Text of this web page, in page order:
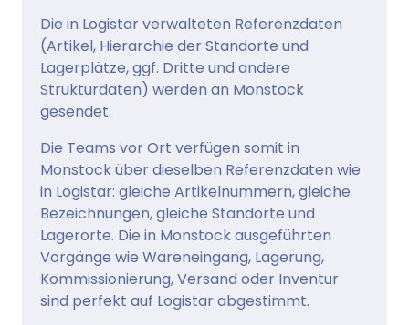
Die in Logistar verwalteten Referenzdaten
(Artikel, Hierarchie der Standorte und
Lagerplätze, ggf. Dritte und andere
Strukturdaten) werden an Monstock
gesendet.
Die Teams vor Ort verfügen somit in
Monstock über dieselben Referenzdaten wie
in Logistar: gleiche Artikelnummern, gleiche
Bezeichnungen, gleiche Standorte und
Lagerorte. Die in Monstock ausgeführten
Vorgänge wie Wareneingang, Lagerung,
Kommissionierung, Versand oder Inventur
sind perfekt auf Logistar abgestimmt.